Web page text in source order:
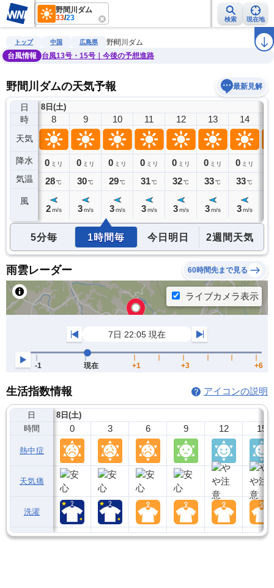
野間川ダム
33/23 検索 現在地
雨雲レーダー 台風情報 地震情報 ラ
トップ 中国 広島県
野間川ダム
台風情報
台風13号・15号｜今後の予想進路
野間川ダムの天気予報 最新見解
日
時
天気
降水
気温
風
8日(土)
7
0ミリ
27℃
8
0 ミリ
28℃
2 m/s
9
0 ミリ
30℃
3 m/s
10
0 ミリ
29℃
3 m/s
11
0 ミリ
31℃
3 m/s
12
0 ミリ
32℃
3 m/s
13
0 ミリ
33℃
3 m/s
14
0 ミリ
33℃
3 m/s
5分毎 1時間毎 今日明日 2週間天気
雨雲レーダー 60時間先まで見る
生活指数情報 アイコンの説明
日
時間
熱中症
天気痛
洗濯
8日(土)
0 3 6 9 12 15